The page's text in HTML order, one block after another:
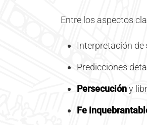
Entre los aspectos
Interpretación de
Predicciones
Persecucióny
Fe